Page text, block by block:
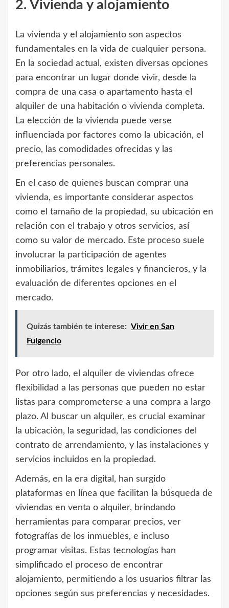
2. Vivienda y alojamiento
La vivienda y el alojamiento son aspectos
fundamentales en la vida de cualquier persona.
En la sociedad actual, existen diversas opciones
para encontrar un lugar donde vivir, desde la
compra de una casa o apartamento hasta el
alquiler de una habitación o vivienda completa.
La elección de la vivienda puede verse
influenciada por factores como la ubicación, el
precio, las comodidades ofrecidas y las
preferencias personales.
En el caso de quienes buscan comprar una
vivienda, es importante considerar aspectos
como el tamaño de la propiedad, su ubicación en
relación con el trabajo y otros servicios, así
como su valor de mercado. Este proceso suele
involucrar la participación de agentes
inmobiliarios, trámites legales y financieros, y la
evaluación de diferentes opciones en el
mercado.
Quizás también te interese: Vivir en San
Fulgencio
Por otro lado, el alquiler de viviendas ofrece
flexibilidad a las personas que pueden no estar
listas para comprometerse a una compra a largo
plazo. Al buscar un alquiler, es crucial examinar
la ubicación, la seguridad, las condiciones del
contrato de arrendamiento, y las instalaciones y
servicios incluidos en la propiedad.
Además, en la era digital, han surgido
plataformas en línea que facilitan la búsqueda de
viviendas en venta o alquiler, brindando
herramientas para comparar precios, ver
fotografías de los inmuebles, e incluso
programar visitas. Estas tecnologías han
simplificado el proceso de encontrar
alojamiento, permitiendo a los usuarios filtrar las
opciones según sus preferencias y necesidades.